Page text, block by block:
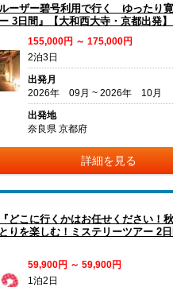
ルーザー碧号利用で行く ゆったり
3日間』【大和西大寺・京都出発
155,000円 ～ 175,000円
2泊3日
出発月
2026年 09月 ~ 2026年 10月
出発地
奈良県 京都府
詳細を見る
どこに行くかはお任せください！
りを楽しむ！ミステリーツアー 2
59,900円 ～ 59,900円
1泊2日